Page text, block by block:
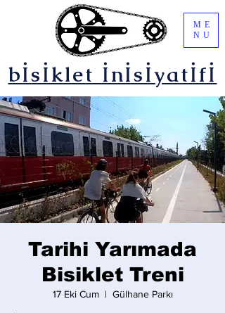
bİsİklet İnİsİyatİfİ
ME
NU
Tarihi Yarımada
Bisiklet Treni
17 Eki Cum
  |
Gülhane Parkı